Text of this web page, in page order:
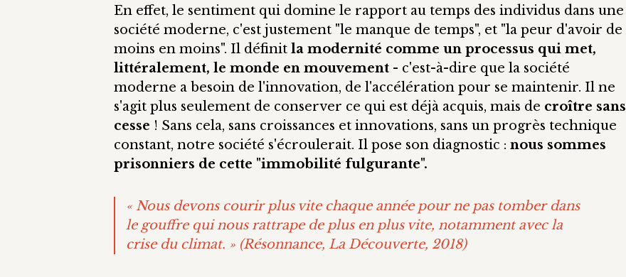
En effet, le sentiment qui domine le rapport au temps des individus dans une
société moderne, c'est justement "le manque de temps", et "la peur d'avoir de
moins en moins". Il définit la modernité comme un processus qui met,
littéralement, le monde en mouvement - c'est-à-dire que la société
moderne a besoin de l'innovation, de l'accélération pour se maintenir. Il ne
s'agit plus seulement de conserver ce qui est déjà acquis, mais de croître sans
cesse ! Sans cela, sans croissances et innovations, sans un progrès technique
constant, notre société s'écroulerait. Il pose son diagnostic : nous sommes
prisonniers de cette "immobilité fulgurante".
« Nous devons courir plus vite chaque année pour ne pas tomber dans
le gouffre qui nous rattrape de plus en plus vite, notamment avec la
crise du climat. » (Résonnance, La Découverte, 2018)